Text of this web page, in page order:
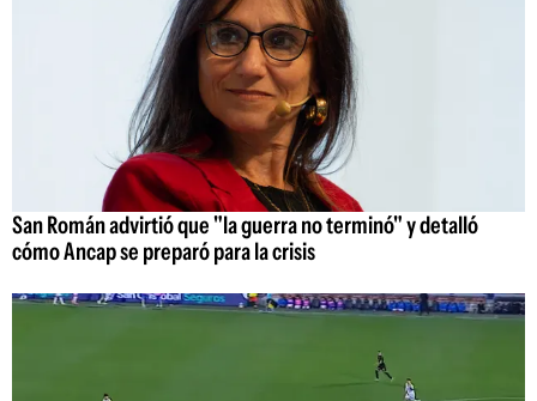
San Román advirtió que "la guerra no terminó" y detalló
cómo Ancap se preparó para la crisis